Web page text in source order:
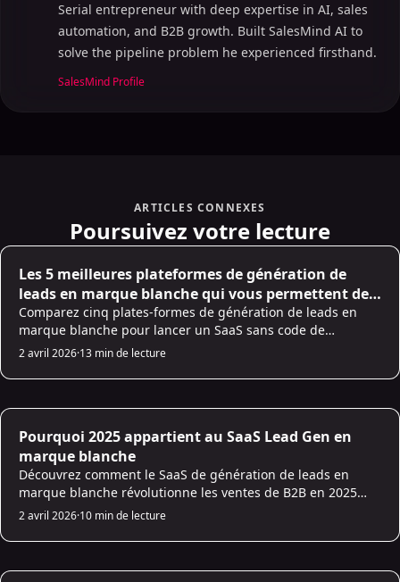
Serial entrepreneur with deep expertise in AI, sales
automation, and B2B growth. Built SalesMind AI to
solve the pipeline problem he experienced firsthand.
SalesMind Profile
ARTICLES CONNEXES
Poursuivez votre lecture
AI Sales Infrastructure
Les 5 meilleures plateformes de génération de
leads en marque blanche qui vous permettent de
lancer un SaaS sans écrire de ligne de code
Comparez cinq plates-formes de génération de leads en
marque blanche pour lancer un SaaS sans code de
marque : fonctionnalités, tarifs, intégrations et meilleurs
2 avril 2026·13 min de lecture
AI Sales Infrastructure
Pourquoi 2025 appartient au SaaS Lead Gen en
marque blanche
Découvrez comment le SaaS de génération de leads en
marque blanche révolutionne les ventes de B2B en 2025
grâce à des outils pilotés par AI, une évolutivité et un
2 avril 2026·10 min de lecture